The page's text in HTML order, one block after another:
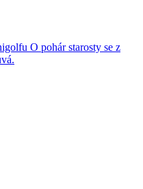
O pohár starosty se z